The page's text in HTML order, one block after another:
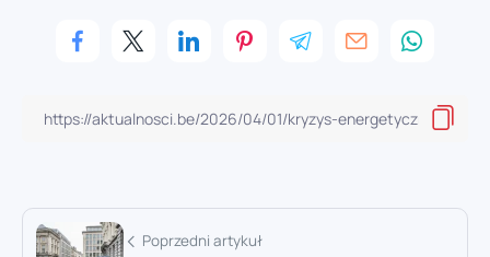
Poprzedni artykuł